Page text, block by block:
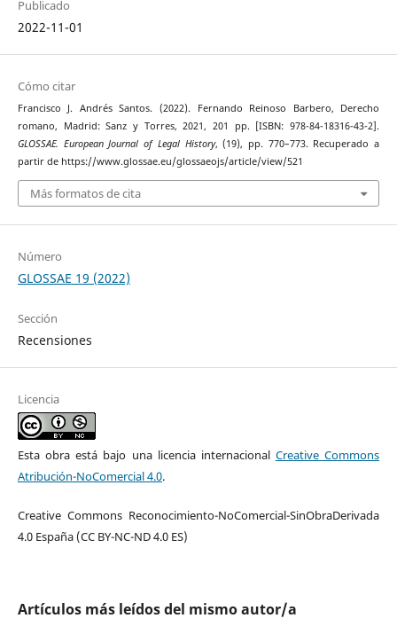
Publicado
2022-11-01
Cómo citar
Francisco J. Andrés Santos. (2022). Fernando Reinoso Barbero, Derecho
romano, Madrid: Sanz y Torres, 2021, 201 pp. [ISBN: 978-84-18316-43-2].
GLOSSAE. European Journal of Legal History, (19), pp. 770–773. Recuperado a
partir de https://www.glossae.eu/glossaeojs/article/view/521
Más formatos de cita
Número
GLOSSAE 19 (2022)
Sección
Recensiones
Licencia
Esta obra está bajo una licencia internacional Creative Commons
Atribución-NoComercial 4.0.
Creative Commons Reconocimiento-NoComercial-SinObraDerivada
4.0 España (CC BY-NC-ND 4.0 ES)
Artículos más leídos del mismo autor/a